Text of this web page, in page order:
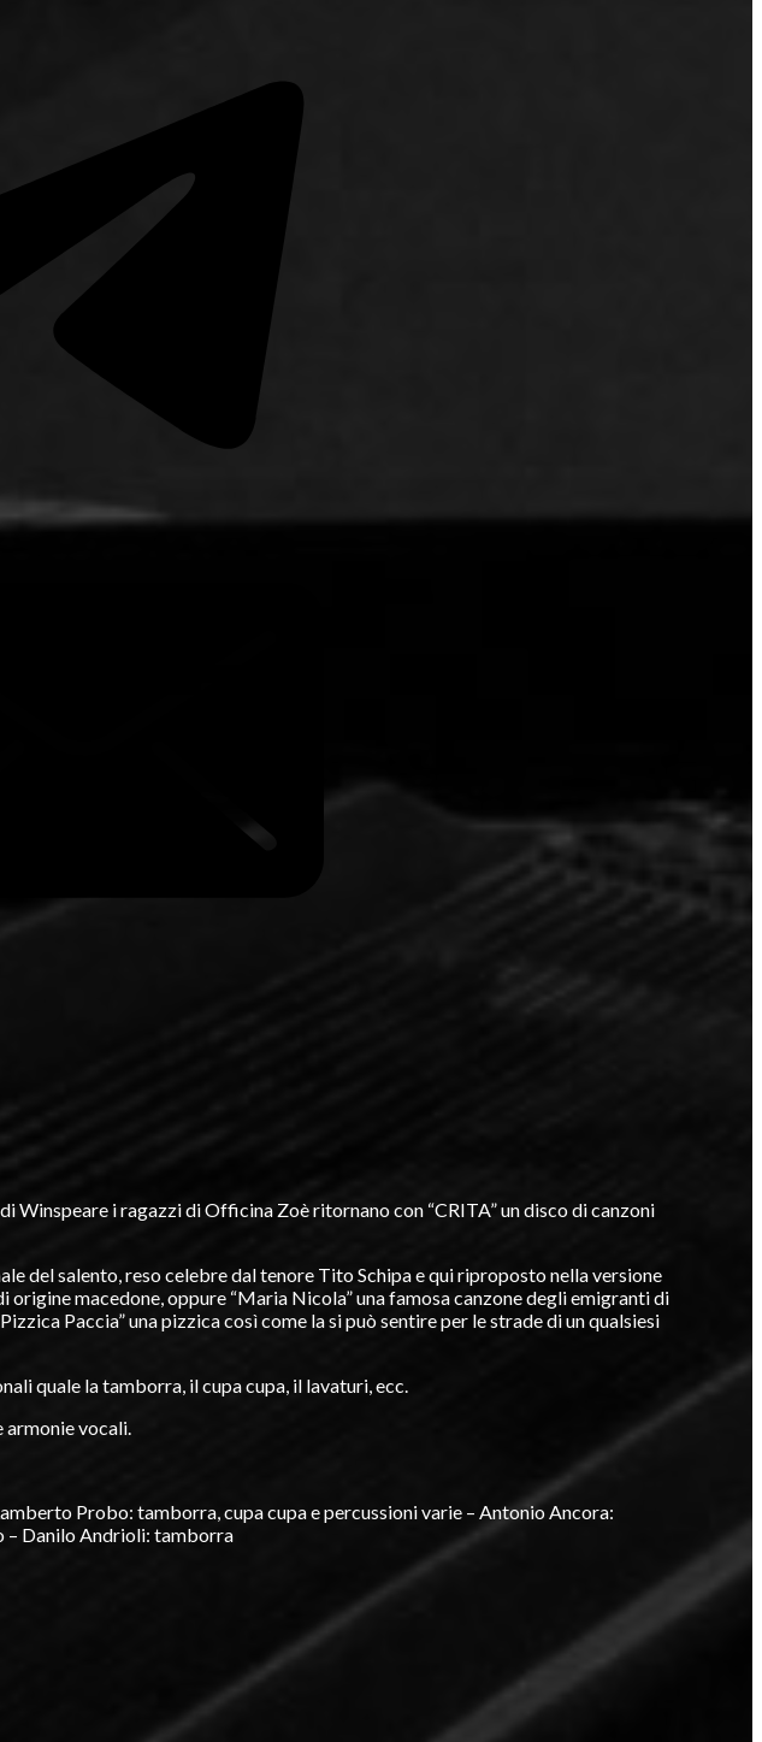
Winspeare i ragazzi di Officina Zoè ritornano con “CRITA” un disco di canzoni
del salento, reso celebre dal tenore Tito Schipa e qui riproposto nella versione
macedone, oppure “Maria Nicola” una famosa canzone degli emigranti di
Paccia” una pizzica così come la si può sentire per le strade di un qualsiesi
quale la tamborra, il cupa cupa, il lavaturi, ecc.
vocali.
Probo: tamborra, cupa cupa e percussioni varie – Antonio Ancora:
– Danilo Andrioli: tamborra